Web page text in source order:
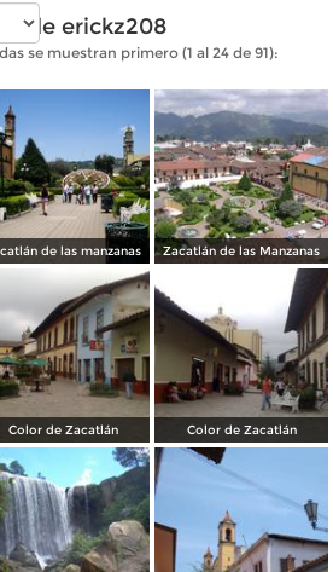
de erickz208
se muestran primero (1 al 24 de 91):
de las manzanas Zacatlán de las Manzanas
Color de Zacatlán Color de Zacatlán